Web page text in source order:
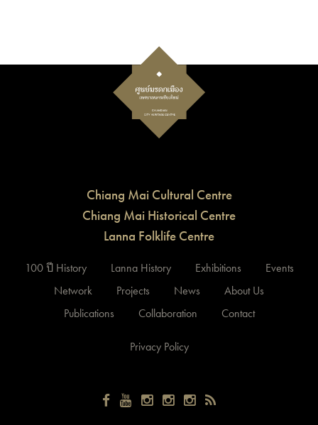
Chiang Mai Cultural Centre
Chiang Mai Historical Centre
Lanna Folklife Centre
100 ปี History Lanna History Exhibitions
Events
Network
Projects News
About Us
Publications
Collaboration Contact
Privacy Policy